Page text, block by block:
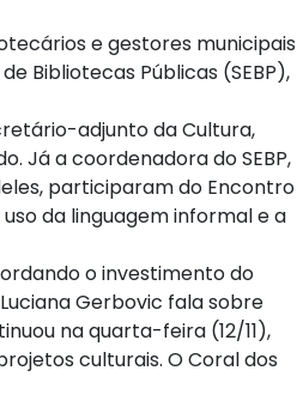
e gestores municipais
Bibliotecas Públicas (SEBP),
adjunto da Cultura,
Já a coordenadora do SEBP,
participaram do Encontro
da linguagem informal e a
o investimento do
Gerbovic fala sobre
na quarta-feira (12/11),
culturais. O Coral dos